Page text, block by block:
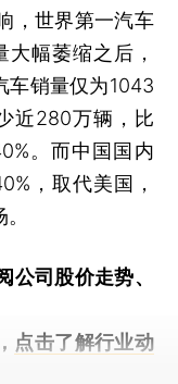
，世界第一汽车
幅萎缩之后，
车销量仅为1043
近280万辆，比
。而中国国内
，取代美国，
公司股价走势、
点击了解行业动